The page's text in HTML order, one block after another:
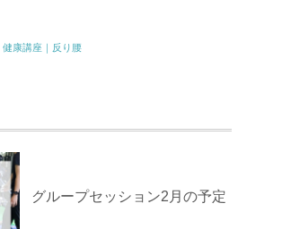
健康講座｜反り腰
グループセッション2月の予定